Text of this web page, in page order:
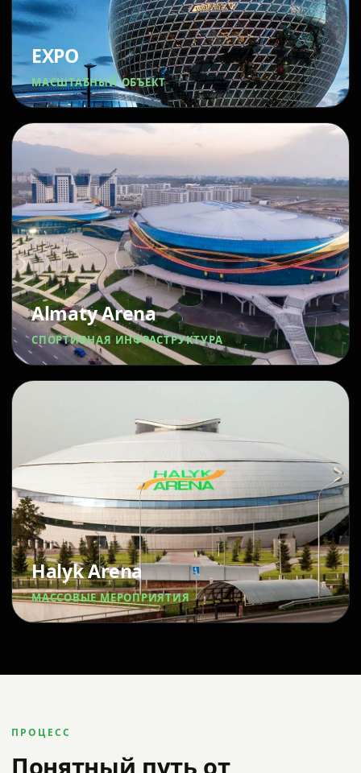
EXPO
МАСШТАБНЫЙ ОБЪЕКТ
Almaty Arena
СПОРТИВНАЯ ИНФРАСТРУКТУРА
Halyk Arena
МАССОВЫЕ МЕРОПРИЯТИЯ
ПРОЦЕСС
Понятный путь от